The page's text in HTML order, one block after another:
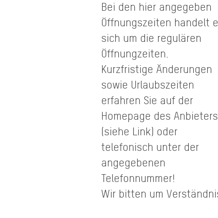
Bei den hier angegeben
Öffnungszeiten handelt
sich um die regulären
Öffnungzeiten.
Kurzfristige Änderungen
sowie Urlaubszeiten
erfahren Sie auf der
Homepage des Anbieters
(siehe Link) oder
telefonisch unter der
angegebenen
Telefonnummer!
Wir bitten um